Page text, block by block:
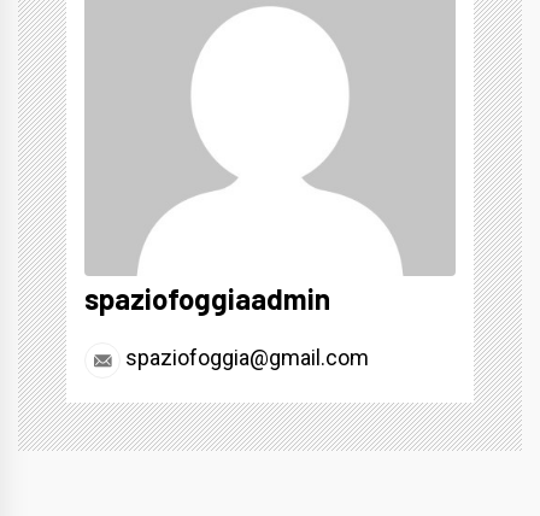
spaziofoggiaadmin
spaziofoggia@gmail.com